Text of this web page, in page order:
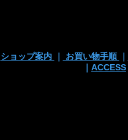
ショップ案内 お買い物手順
ACCESS